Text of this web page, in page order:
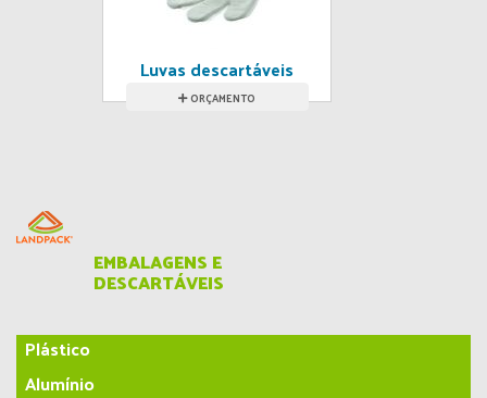
Luvas descartáveis
transparente
ORÇAMENTO
EMBALAGENS E
DESCARTÁVEIS
Plástico
Alumínio